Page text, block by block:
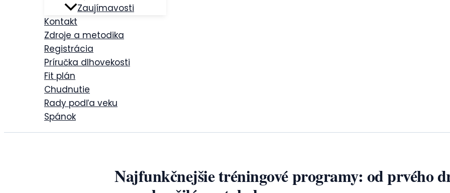
Zaujímavosti
Kontakt
Zdroje a metodika
Registrácia
Príručka dlhovekosti
Fit plán
Chudnutie
Rady podľa veku
Spánok
Najfunkčnejšie tréningové programy: od prvého